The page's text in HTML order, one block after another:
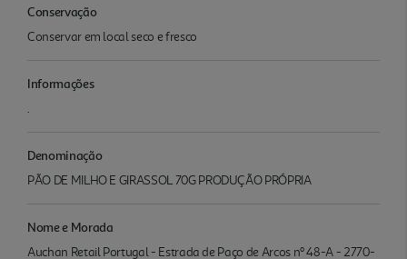
Conservação
Conservar em local seco e fresco
Informações
.
Denominação
PÃO DE MILHO E GIRASSOL 70G PRODUÇÃO PRÓPRIA
Nome e Morada
Auchan Retail Portugal - Estrada de Paço de Arcos nº 48-A - 2770-